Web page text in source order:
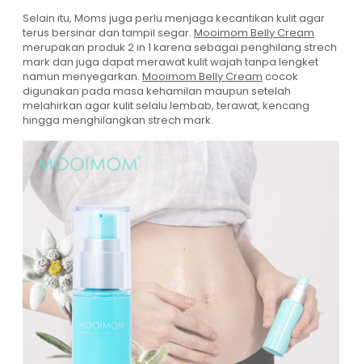
Selain itu, Moms juga perlu menjaga kecantikan kulit agar
terus bersinar dan tampil segar. Mooimom Belly Cream
merupakan produk 2 in 1 karena sebagai penghilang strech
mark dan juga dapat merawat kulit wajah tanpa lengket
namun menyegarkan. Mooimom Belly Cream cocok
digunakan pada masa kehamilan maupun setelah
melahirkan agar kulit selalu lembab, terawat, kencang
hingga menghilangkan strech mark.